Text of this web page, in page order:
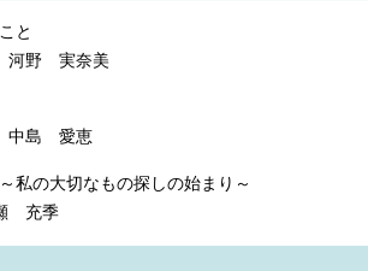
と
河野 実奈美
中島 愛恵
私の大切なもの探しの始まり～
充季